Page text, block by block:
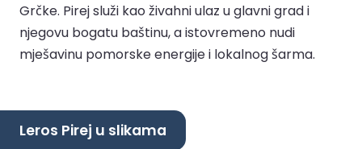
Grčke. Pirej služi kao živahni ulaz u glavni grad i
njegovu bogatu baštinu, a istovremeno nudi
mješavinu pomorske energije i lokalnog šarma.
Leros Pirej u slikama